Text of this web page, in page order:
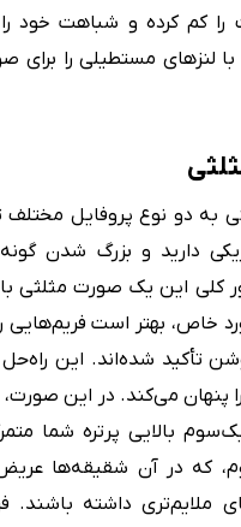
کم کرده و شباهت خود
لنزهای مستطیلی را برای
به دو نوع پروفایل
دارید و بزرگ شدن
کلی این یک صورت مثلثی
خاص، بهتر است فریم‌هایی
تأکید شده‌اند. این
پنهان می‌کند. در این
بالایی پرتره شما
که در آن شقیقه‌ها
ملایم‌تری داشته باشند.